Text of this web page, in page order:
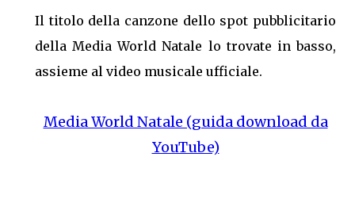
Il titolo della canzone dello spot pubblicitario
della Media World Natale lo trovate in basso,
assieme al video musicale ufficiale.
Media World Natale (guida download da
YouTube)